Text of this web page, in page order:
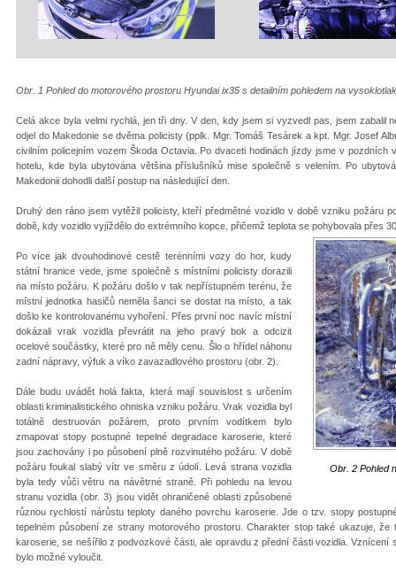
Obr. 1 Pohled do motorového prostoru Hyundai ix35 s detailním pohledem na
Celá akce byla velmi rychlá, jen tři dny. V den, kdy jsem si vyzvedl pas, jsem zabalil
odjel do Makedonie se dvěma policisty (pplk. Mgr. Tomáš Tesárek a kpt. Mgr. Josef
civilním policejním vozem Škoda Octavia. Po dvaceti hodinách jízdy jsme v pozdních
hotelu, kde byla ubytována většina příslušníků mise společně s velením. Po
Makedonii dohodli další postup na následující den.
Druhý den ráno jsem vytěžil policisty, kteří předmětné vozidlo v době vzniku požáru
době, kdy vozidlo vyjíždělo do extrémního kopce, přičemž teplota se pohybovala přes
Obr. 2 Pohled
Po více jak dvouhodinové cestě terénními vozy do hor, kudy
státní hranice vede, jsme společně s místními policisty dorazili
na místo požáru. K požáru došlo v tak nepřístupném terénu, že
místní jednotka hasičů neměla šanci se dostat na místo, a tak
došlo ke kontrolovanému vyhoření. Přes první noc navíc místní
dokázali vrak vozidla převrátit na jeho pravý bok a odcizit
ocelové součástky, které pro ně měly cenu. Šlo o hřídel náhonu
zadní nápravy, výfuk a víko zavazadlového prostoru (obr. 2).
Dále budu uvádět holá fakta, která mají souvislost s určením
oblasti kriminalistického ohniska vzniku požáru. Vrak vozidla byl
totálně destruován požárem, proto prvním vodítkem bylo
zmapovat stopy postupné tepelné degradace karoserie, které
jsou zachovány i po působení plně rozvinutého požáru. V době
požáru foukal slabý vítr ve směru z údolí. Levá strana vozidla
byla tedy vůči větru na návětrné straně. Při pohledu na levou
stranu vozidla (obr. 3) jsou vidět ohraničené oblasti způsobené
různou rychlostí nárůstu teploty daného povrchu karoserie. Jde o tzv. stopy
tepelném působení ze strany motorového prostoru. Charakter stop také ukazuje, že
karoserie, se nešířilo z podvozkové části, ale opravdu z přední části vozidla.
bylo možné vyloučit.